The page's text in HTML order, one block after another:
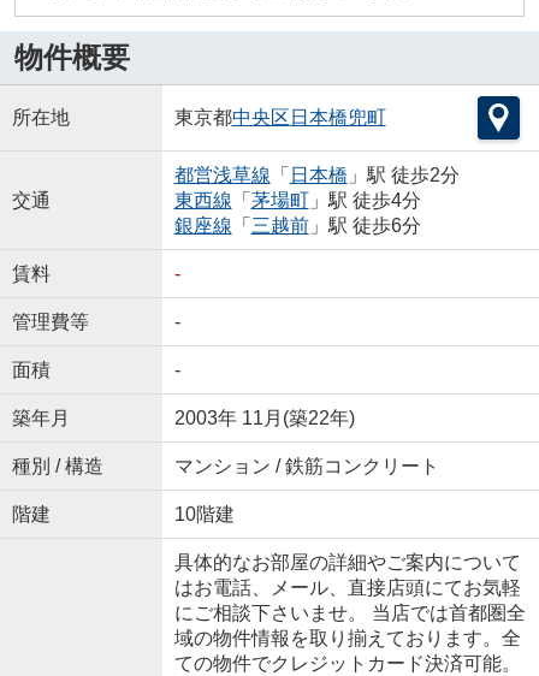
物件概要
所在地 東京都中央区 日本橋兜町
交通
都営浅草線 「 日本橋 」駅 徒歩2分
東西線 「 茅場町」駅 徒歩4分
銀座線 「 三越前」駅 徒歩6分
賃料 -
管理費等 -
面積 -
築年月 2003年 11月(築22年)
種別 / 構造 マンション / 鉄筋コンクリート
階建 10階建
具体的なお部屋の詳細やご案内について
はお電話、メール、直接店頭にてお気軽
にご相談下さいませ。 当店では首都圏全
域の物件情報を取り揃えております。全
ての物件でクレジットカード決済可能。